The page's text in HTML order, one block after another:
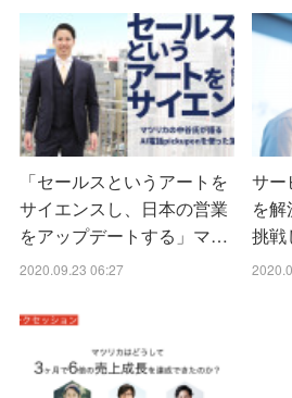
「セールスというアートを
サイエンスし、日本の営業
をアップデートする」マ…
2020.09.23 06:27
サー
を
挑